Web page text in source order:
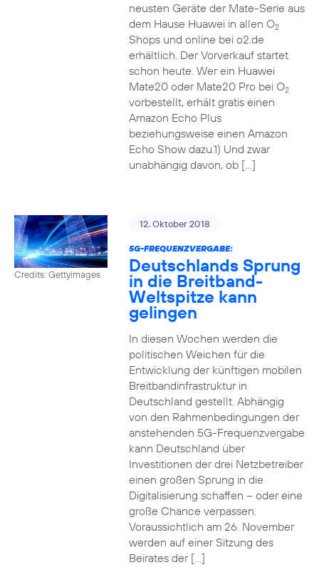
neusten Geräte der Mate-Serie aus
dem Hause Huawei in allen O2
Shops und online bei o2.de
erhältlich. Der Vorverkauf startet
schon heute. Wer ein Huawei
Mate20 oder Mate20 Pro bei O2
vorbestellt, erhält gratis einen
Amazon Echo Plus
beziehungsweise einen Amazon
Echo Show dazu.1) Und zwar
unabhängig davon, ob […]
Credits: Gettyimages
12. Oktober 2018
5G-FREQUENZVERGABE:
Deutschlands Sprung
in die Breitband-
Weltspitze kann
gelingen
In diesen Wochen werden die
politischen Weichen für die
Entwicklung der künftigen mobilen
Breitbandinfrastruktur in
Deutschland gestellt. Abhängig
von den Rahmenbedingungen der
anstehenden 5G-Frequenzvergabe
kann Deutschland über
Investitionen der drei Netzbetreiber
einen großen Sprung in die
Digitalisierung schaffen – oder eine
große Chance verpassen.
Voraussichtlich am 26. November
werden auf einer Sitzung des
Beirates der […]